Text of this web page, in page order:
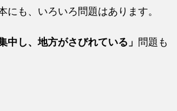
にも、いろいろ問題はあります。
中し、地方がさびれている」 問題も